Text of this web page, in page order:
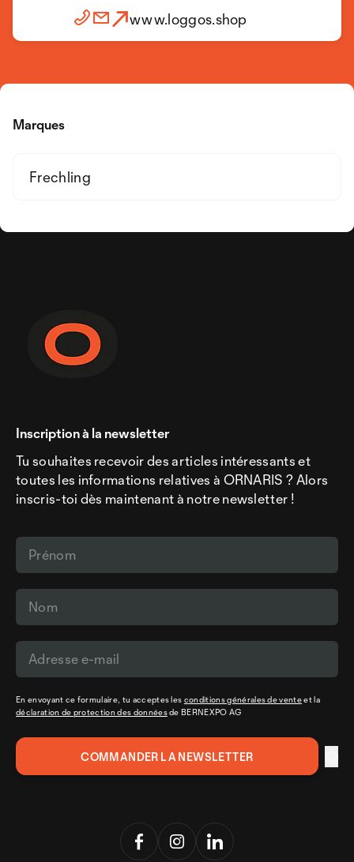
www.loggos.shop
Marques
Frechling
Inscription à la newsletter
Tu souhaites recevoir des articles intéressants et
toutes les informations relatives à ORNARIS ? Alors
inscris-toi dès maintenant à notre newsletter !
En envoyant ce formulaire, tu acceptes les conditions générales de venteet la
déclaration de protection des donnéesde BERNEXPO AG